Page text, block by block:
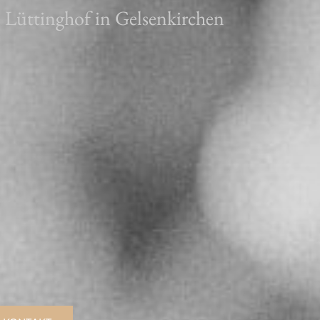
Lüttinghof in Gelsenkirchen